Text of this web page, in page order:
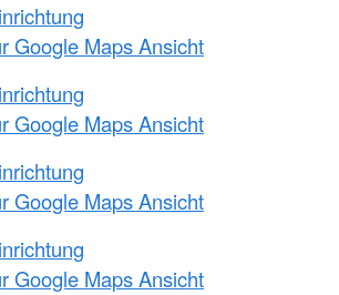
Google Maps Ansicht
Google Maps Ansicht
Google Maps Ansicht
Google Maps Ansicht